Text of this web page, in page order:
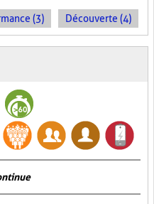
(3) Découverte (4)